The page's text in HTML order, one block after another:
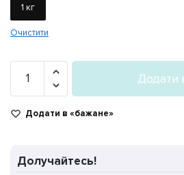
1 кг
Очистити
Філамент
PETG
021
Додати
Додати в «бажане»
Долучайтесь!